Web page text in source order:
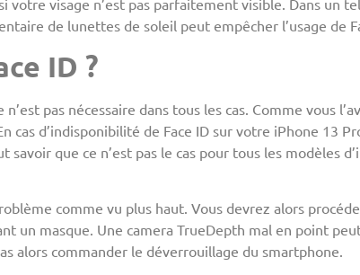
visage n’est pas parfaitement visible. Dans un
de lunettes de soleil peut empêcher l’usage de
ID ?
pas nécessaire dans tous les cas. Comme vous
d’indisponibilité de Face ID sur votre iPhone 13
que ce n’est pas le cas pour tous les modèles
comme vu plus haut. Vous devrez alors
un masque. Une camera TrueDepth mal en point
alors commander le déverrouillage du smartphone.